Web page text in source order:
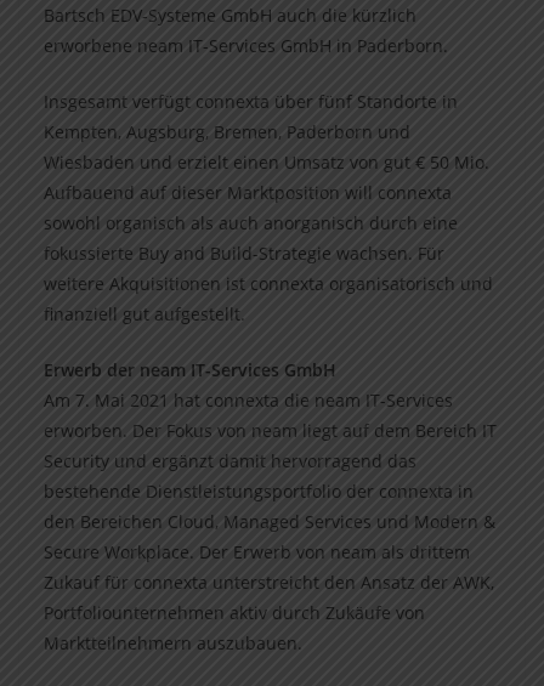
Bartsch EDV-Systeme GmbH auch die kürzlich
erworbene neam IT-Services GmbH in Paderborn.
Insgesamt verfügt connexta über fünf Standorte in
Kempten, Augsburg, Bremen, Paderborn und
Wiesbaden und erzielt einen Umsatz von gut € 50 Mio.
Aufbauend auf dieser Marktposition will connexta
sowohl organisch als auch anorganisch durch eine
fokussierte Buy and Build-Strategie wachsen. Für
weitere Akquisitionen ist connexta organisatorisch und
finanziell gut aufgestellt.
Erwerb der neam IT-Services GmbH
Am 7. Mai 2021 hat connexta die neam IT-Services
erworben. Der Fokus von neam liegt auf dem Bereich IT
Security und ergänzt damit hervorragend das
bestehende Dienstleistungsportfolio der connexta in
den Bereichen Cloud, Managed Services und Modern &
Secure Workplace. Der Erwerb von neam als drittem
Zukauf für connexta unterstreicht den Ansatz der AWK,
Portfoliounternehmen aktiv durch Zukäufe von
Marktteilnehmern auszubauen.